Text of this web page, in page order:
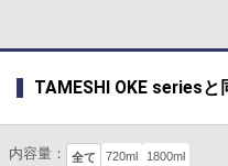
TAMESHI OKE series
内容量： 全て 720ml 1800ml